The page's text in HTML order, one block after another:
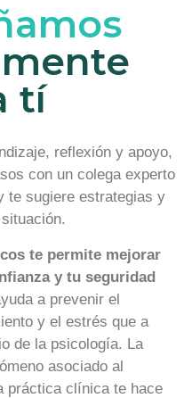
tí
reflexión y apoyo,
con un colega experto
te sugiere estrategias y
te permite mejorar
y tu seguridad
a prevenir el
y el estrés que a
de la psicología. La
asociado al
práctica clínica te hace